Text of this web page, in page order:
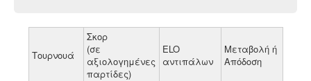
Τουρνουά
Σκορ
(σε
αξιολογημένες
παρτίδες)
ELO
αντιπάλων
Μεταβολή ή
Απόδοση